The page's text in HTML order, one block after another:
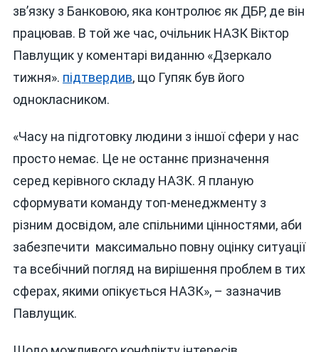
зв’язку з Банковою, яка контролює як ДБР, де він
працював. В той же час, очільник НАЗК Віктор
Павлущик у коментарі виданню «Дзеркало
тижня». підтвердив, що Гупяк був його
однокласником.
«Часу на підготовку людини з іншої сфери у нас
просто немає. Це не останнє призначення
серед керівного складу НАЗК. Я планую
сформувати команду топ-менеджменту з
різним досвідом, але спільними цінностями, аби
забезпечити максимально повну оцінку ситуації
та всебічний погляд на вирішення проблем в тих
сферах, якими опікується НАЗК», – зазначив
Павлущик.